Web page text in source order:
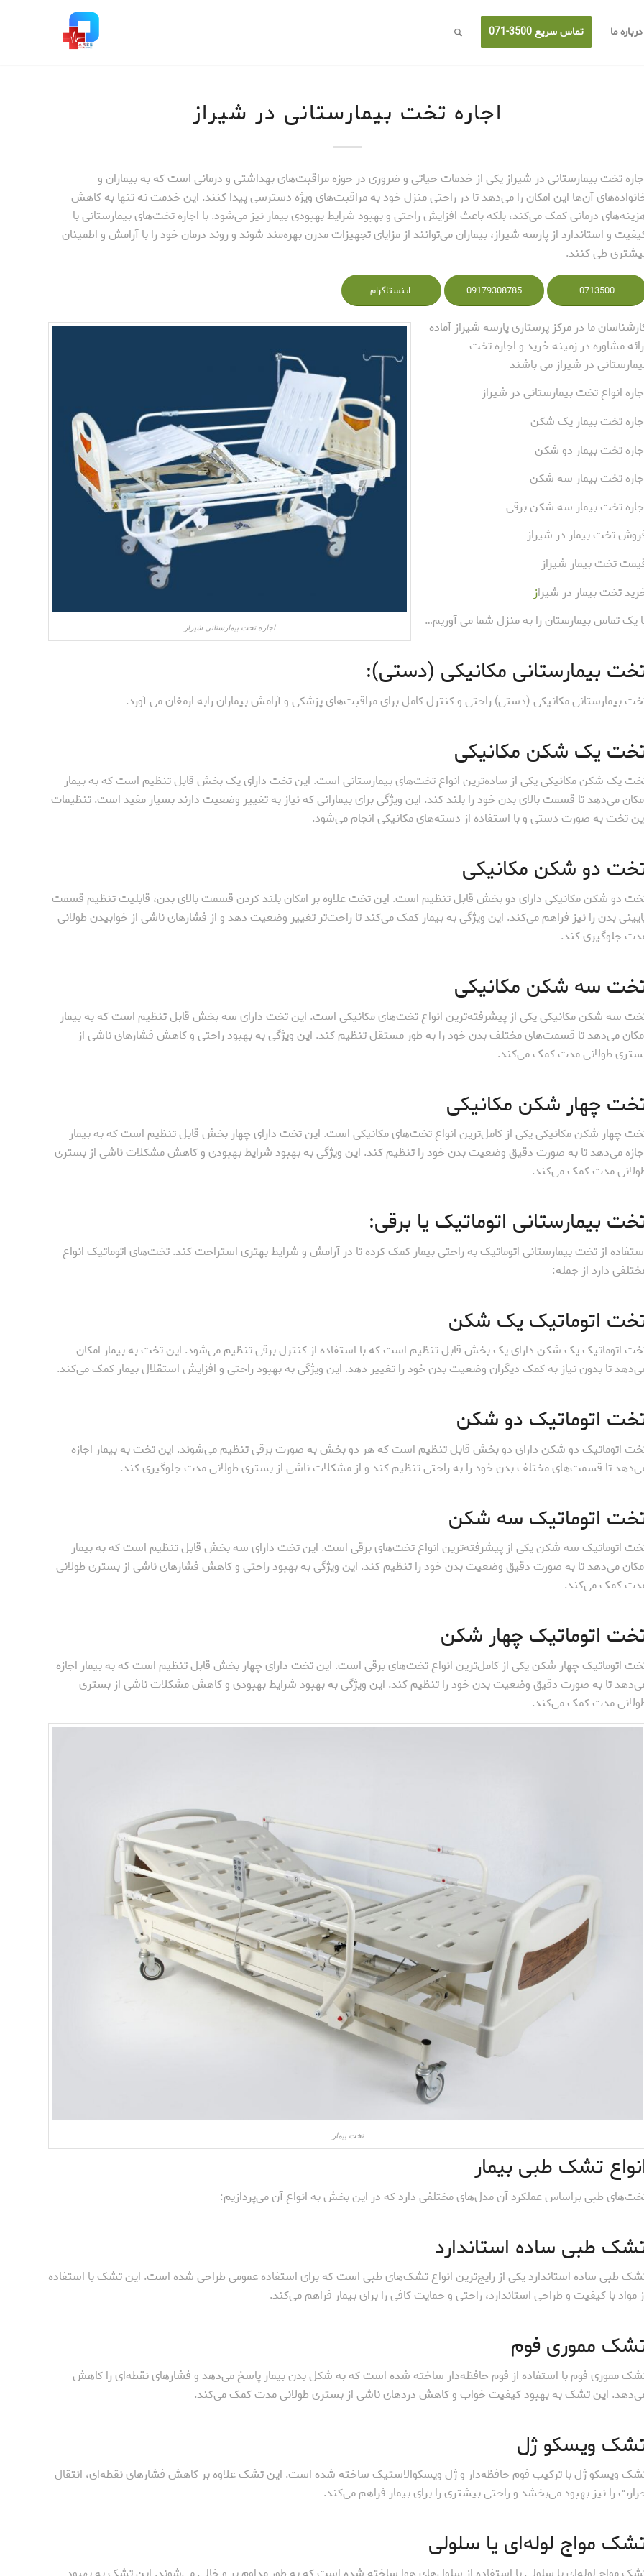
درباره ما تماس سریع 3500-071
اجاره تخت بیمارستانی در شیراز
تخت بیمارستانی در شیراز یکی از خدمات حیاتی و ضروری در حوزه مراقبت‌های بهداشتی و درمانی است که به بیماران و
آن‌ها این امکان را می‌دهد تا در راحتی منزل خود به مراقبت‌های ویژه دسترسی پیدا کنند. این خدمت نه تنها به کاهش
درمانی کمک می‌کند، بلکه باعث افزایش راحتی و بهبود شرایط بهبودی بیمار نیز می‌شود. با اجاره تخت‌های بیمارستانی با
و استاندارد از پارسه شیراز، بیماران می‌توانند از مزایای تجهیزات مدرن بهره‌مند شوند و روند درمان خود را با آرامش و اطمینان
طی کنند.
0713500
09179308785 اینستاگرام
اجاره تخت بیمارستانی شیراز
ما در مرکز پرستاری پارسه شیراز آماده
مشاوره در زمینه خرید و اجاره تخت
در شیراز می باشند
انواع تخت بیمارستانی در شیراز
تخت بیمار یک شکن
تخت بیمار دو شکن
تخت بیمار سه شکن
تخت بیمار سه شکن برقی
تخت بیمار در شیراز
تخت بیمار شیراز
تخت بیمار در شیراز
یک تماس بیمارستان را به منزل شما می آوریم…
بیمارستانی مکانیکی (دستی):
بیمارستانی مکانیکی (دستی) راحتی و کنترل کامل برای مراقبت‌های پزشکی و آرامش بیماران رابه ارمغان می ‌آورد.
یک شکن مکانیکی
یک شکن مکانیکی یکی از ساده‌ترین انواع تخت‌های بیمارستانی است. این تخت دارای یک بخش قابل تنظیم است که به بیمار
می‌دهد تا قسمت بالای بدن خود را بلند کند. این ویژگی برای بیمارانی که نیاز به تغییر وضعیت دارند بسیار مفید است. تنظیمات
تخت به صورت دستی و با استفاده از دسته‌های مکانیکی انجام می‌شود.
دو شکن مکانیکی
دو شکن مکانیکی دارای دو بخش قابل تنظیم است. این تخت علاوه بر امکان بلند کردن قسمت بالای بدن، قابلیت تنظیم قسمت
بدن را نیز فراهم می‌کند. این ویژگی به بیمار کمک می‌کند تا راحت‌تر تغییر وضعیت دهد و از فشارهای ناشی از خوابیدن طولانی
جلوگیری کند.
سه شکن مکانیکی
سه شکن مکانیکی یکی از پیشرفته‌ترین انواع تخت‌های مکانیکی است. این تخت دارای سه بخش قابل تنظیم است که به بیمار
می‌دهد تا قسمت‌های مختلف بدن خود را به طور مستقل تنظیم کند. این ویژگی به بهبود راحتی و کاهش فشارهای ناشی از
طولانی مدت کمک می‌کند.
چهار شکن مکانیکی
چهار شکن مکانیکی یکی از کامل‌ترین انواع تخت‌های مکانیکی است. این تخت دارای چهار بخش قابل تنظیم است که به بیمار
می‌دهد تا به صورت دقیق وضعیت بدن خود را تنظیم کند. این ویژگی به بهبود شرایط بهبودی و کاهش مشکلات ناشی از بستری
مدت کمک می‌کند.
بیمارستانی اتوماتیک یا برقی:
از تخت بیمارستانی اتوماتیک به راحتی بیمار کمک کرده تا در آرامش و شرایط بهتری استراحت کند. تخت‌های اتوماتیک انواع
دارد از جمله:
اتوماتیک یک شکن
اتوماتیک یک شکن دارای یک بخش قابل تنظیم است که با استفاده از کنترل برقی تنظیم می‌شود. این تخت به بیمار امکان
تا بدون نیاز به کمک دیگران وضعیت بدن خود را تغییر دهد. این ویژگی به بهبود راحتی و افزایش استقلال بیمار کمک می‌کند.
اتوماتیک دو شکن
اتوماتیک دو شکن دارای دو بخش قابل تنظیم است که هر دو بخش به صورت برقی تنظیم می‌شوند. این تخت به بیمار اجازه
تا قسمت‌های مختلف بدن خود را به راحتی تنظیم کند و از مشکلات ناشی از بستری طولانی مدت جلوگیری کند.
اتوماتیک سه شکن
اتوماتیک سه شکن یکی از پیشرفته‌ترین انواع تخت‌های برقی است. این تخت دارای سه بخش قابل تنظیم است که به بیمار
می‌دهد تا به صورت دقیق وضعیت بدن خود را تنظیم کند. این ویژگی به بهبود راحتی و کاهش فشارهای ناشی از بستری طولانی
کمک می‌کند.
اتوماتیک چهار شکن
اتوماتیک چهار شکن یکی از کامل‌ترین انواع تخت‌های برقی است. این تخت دارای چهار بخش قابل تنظیم است که به بیمار اجازه
تا به صورت دقیق وضعیت بدن خود را تنظیم کند. این ویژگی به بهبود شرایط بهبودی و کاهش مشکلات ناشی از بستری
مدت کمک می‌کند.
تخت بیمار
تشک طبی بیمار
طبی براساس عملکرد آن مدل‌‌های مختلفی دارد که در این بخش به انواع آن می‌پردازیم:
طبی ساده استاندارد
طبی ساده استاندارد یکی از رایج‌ترین انواع تشک‌های طبی است که برای استفاده عمومی طراحی شده است. این تشک با استفاده
مواد با کیفیت و طراحی استاندارد، راحتی و حمایت کافی را برای بیمار فراهم می‌کند.
مموری فوم
مموری فوم با استفاده از فوم حافظه‌دار ساخته شده است که به شکل بدن بیمار پاسخ می‌دهد و فشارهای نقطه‌ای را کاهش
این تشک به بهبود کیفیت خواب و کاهش دردهای ناشی از بستری طولانی مدت کمک می‌کند.
ویسکو ژل
ویسکو ژل با ترکیب فوم حافظه‌دار و ژل ویسکوالاستیک ساخته شده است. این تشک علاوه بر کاهش فشارهای نقطه‌ای، انتقال
را نیز بهبود می‌بخشد و راحتی بیشتری را برای بیمار فراهم می‌کند.
مواج لوله‌ای یا سلولی